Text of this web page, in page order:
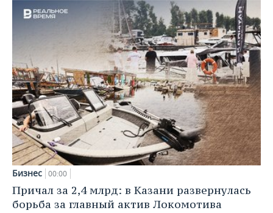
Бизнес 00:00
Причал за 2,4 млрд: в Казани развернулась
борьба за главный актив Локомотива